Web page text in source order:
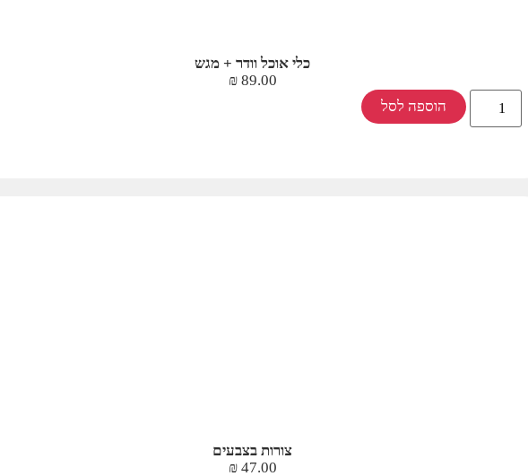
כלי אוכל וודר + מגש
89.00
₪
הוספה לסל
צורות בצבעים
47.00
₪